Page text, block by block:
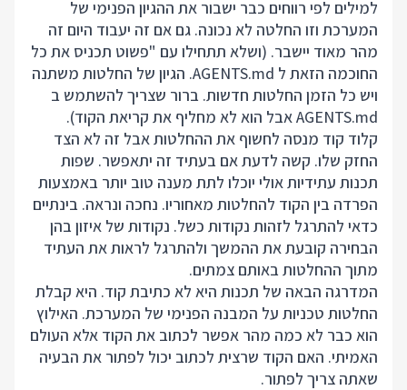
למילים לפי רווחים כבר ישבור את ההגיון הפנימי של
המערכת וזו החלטה לא נכונה. גם אם זה יעבוד היום זה
מהר מאוד יישבר. (ושלא תתחילו עם "פשוט תכניס את כל
החוכמה הזאת ל AGENTS.md. הגיון של החלטות משתנה
ויש כל הזמן החלטות חדשות. ברור שצריך להשתמש ב
AGENTS.md אבל הוא לא מחליף את קריאת הקוד).
קלוד קוד מנסה לחשוף את ההחלטות אבל זה לא הצד
החזק שלו. קשה לדעת אם בעתיד זה יתאפשר. שפות
תכנות עתידיות אולי יוכלו לתת מענה טוב יותר באמצעות
הפרדה בין הקוד להחלטות מאחוריו. נחכה ונראה. בינתיים
כדאי להתרגל לזהות נקודות כשל. נקודות של איזון בהן
הבחירה קובעת את ההמשך ולהתרגל לראות את העתיד
מתוך ההחלטות באותם צמתים.
המדרגה הבאה של תכנות היא לא כתיבת קוד. היא קבלת
החלטות טכניות על המבנה הפנימי של המערכת. האילוץ
הוא כבר לא כמה מהר אפשר לכתוב את הקוד אלא העולם
האמיתי. האם הקוד שרצית לכתוב יכול לפתור את הבעיה
שאתה צריך לפתור.